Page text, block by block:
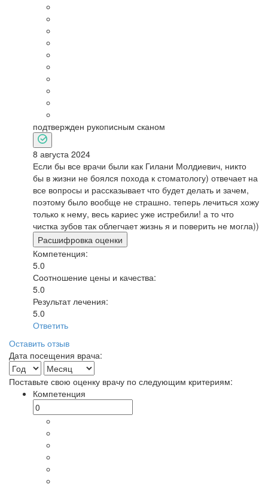
подтвержден рукописным сканом
8 августа 2024
Если бы все врачи были как Гилани Молдиевич, никто
бы в жизни не боялся похода к стоматологу) отвечает на
все вопросы и рассказывает что будет делать и зачем,
поэтому было вообще не страшно. теперь лечиться хожу
только к нему, весь кариес уже истребили! а то что
чистка зубов так облегчает жизнь я и поверить не могла))
Расшифровка оценки
Компетенция:
5.0
Соотношение цены и качества:
5.0
Результат лечения:
5.0
Ответить
Оставить отзыв
Дата посещения врача:
Поставьте свою оценку врачу по следующим критериям:
Компетенция